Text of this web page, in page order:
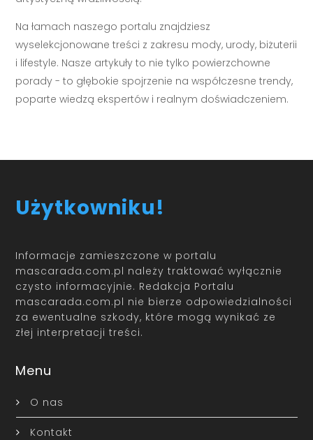
Na łamach naszego portalu znajdziesz
wyselekcjonowane treści z zakresu mody, urody, biżuterii
i lifestyle. Nasze artykuły to nie tylko powierzchowne
porady - to głębokie spojrzenie na współczesne trendy,
poparte wiedzą ekspertów i realnym doświadczeniem.
Użytkowniku!
Informacje zamieszczone w portalu
mascarada.com.pl należy traktować wyłącznie
czysto informacyjnie. Redakcja Portalu
mascarada.com.pl nie bierze odpowiedzialności
za ewentualne szkody, które mogą wynikać ze
złej interpretacji treści.
Menu
O nas
Kontakt